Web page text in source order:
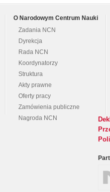
O Narodowym Centrum Nauki
Zadania NCN
Dyrekcja
Rada NCN
Koordynatorzy
Struktura
Akty prawne
Oferty pracy
Zamówienia publiczne
Nagroda NCN